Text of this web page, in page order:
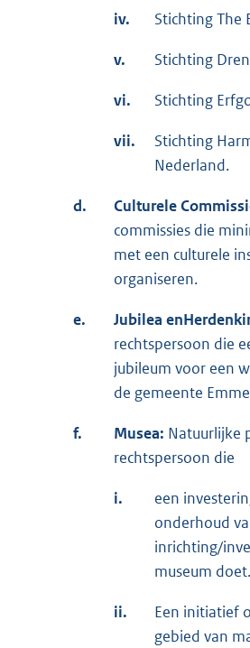
iv. Stichting The
v. Stichting
vi. Stichting
vii.
Stichting
Nederland.
d. Culturele
commissies die
met een culturele
organiseren.
e. Jubilea en
rechtspersoon die
jubileum voor een
de gemeente
f. Musea: Natuurlijke
rechtspersoon die
i.
een
onderhoud
inrichting/
museum doet.
ii.
Een initiatief
gebied van